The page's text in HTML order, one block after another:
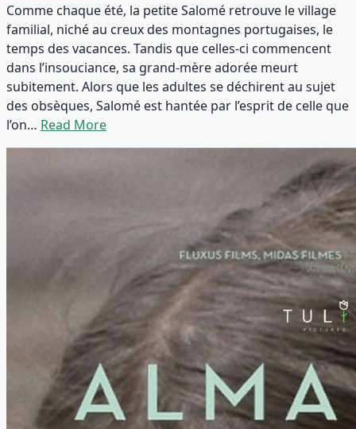
Comme chaque été, la petite Salomé retrouve le village
familial, niché au creux des montagnes portugaises, le
temps des vacances. Tandis que celles-ci commencent
dans l’insouciance, sa grand-mère adorée meurt
subitement. Alors que les adultes se déchirent au sujet
des obsèques, Salomé est hantée par l’esprit de celle que
l’on… Read More